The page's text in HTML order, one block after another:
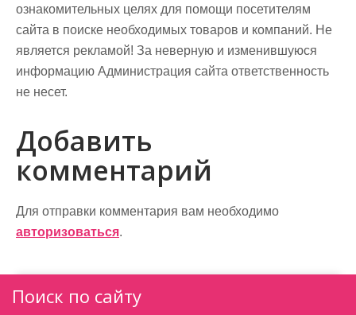
ознакомительных целях для помощи посетителям
сайта в поиске необходимых товаров и компаний. Не
является рекламой! За неверную и изменившуюся
информацию Администрация сайта ответственность
не несет.
Добавить
комментарий
Для отправки комментария вам необходимо
авторизоваться.
Поиск по сайту